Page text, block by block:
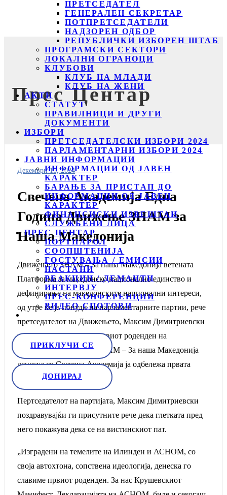
ПРЕТСЕДАТЕЛ
ГЕНЕРАЛЕН СЕКРЕТАР
ПОТПРЕТСЕДАТЕЛИ
НАДЗОРЕН ОДБОР
РЕПУБЛИЧКИ ИЗБОРЕН ШТАБ
ПРОГРАМСКИ СЕКТОРИ
ЛОКАЛНИ ОГРАНОЦИ
КЛУБОВИ
КЛУБ НА МЛАДИ
КЛУБ НА ЖЕНИ
АКТИ
СТАТУТ
ПРАВИЛНИЦИ И ДРУГИ
ДОКУМЕНТИ
ИЗБОРИ
ПРЕТСЕДАТЕЛСКИ ИЗБОРИ 2024
ПАРЛАМЕНТАРНИ ИЗБОРИ 2024
ЈАВНИ ИНФОРМАЦИИ
ИНФОРМАЦИИ ОД ЈАВЕН
КАРАКТЕР
БАРАЊЕ ЗА ПРИСТАП ДО
ИНФОРМАЦИИ ОД ЈАВЕН
КАРАКТЕР
ФИНАНСИСКИ ИЗВЕШТАИ
СЛУЖБЕНИ ЛИЦА
ПРЕС ЦЕНТАР
ПОРТПАРОЛ
СООПШТЕНИЈА
ГОСТУВАЊА / ЕМИСИИ
НАСТАНИ
РЕАКЦИИ / ДЕМАНТИ
ИНТЕРВЈУ
ПРЕС-КОНФЕРЕНЦИИ
ВИДЕО СПОТОВИ
ПРИКЛУЧИ СЕ
ДОНИРАЈ
Прес Центар
Декември 15, 2024
Свечена Академија Една
Година Движење ЗНАМ за
Наша Македонија
Движењето ЗНАМ – За наша Македонија ветената
Платформа за македонско национално единство и
дефинирање на македонските национални интереси,
од утре ќе ја понуди на парламентарните партии, рече
претседателот на Движењето, Максим Димитриевски
на одбележувањето на првиот роденден на
партијата. Движењето ЗНАМ – За наша Македонија
денеска со Свечена Академија ја одбележа првата
година од основањето.
Пертседателот на партијата, Максим Димитриевски
поздравувајќи ги присутните рече дека глетката пред
него покажува дека се на вистинскиот пат.
„Изградени на темелите на Илинден и АСНОМ, со
своја автохтона, сопствена идеологија, денеска го
славиме првиот роденден. За нас Крушевскиот